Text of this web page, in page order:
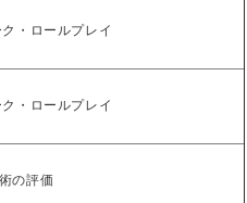
・ロールプレイ
・ロールプレイ
の評価